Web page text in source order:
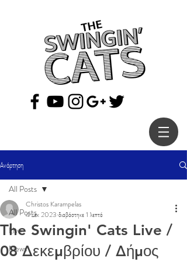
Ανάρτηση
All Posts
Live
News
All Posts
The Swingin' Cats Live /
08 Δεκεμβρίου / Δήμος
Christos Karampelas
4 Δεκ 2023 διαβάστηκε 1 λεπτά